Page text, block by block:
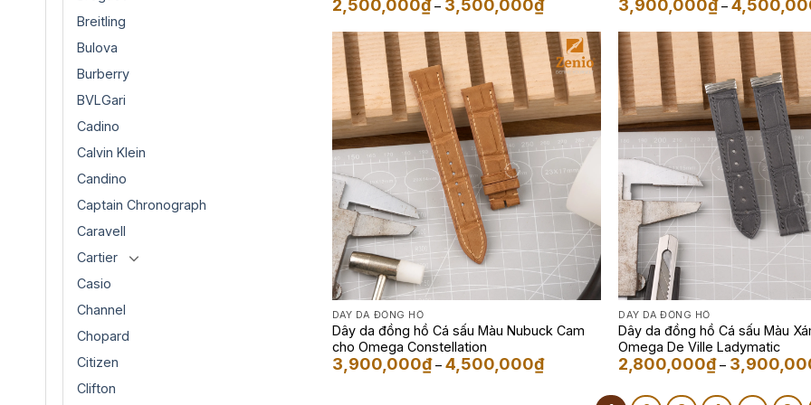
Breitling
Bulova
Burberry
BVLGari
Cadino
Calvin Klein
Candino
Captain Chronograph
Caravell
Cartier
Casio
Channel
Chopard
Citizen
Clifton
2,500,000₫ – 3,500,000₫
giá:
2,500,000₫
đến
3,500,000₫
3,900,000₫ –
DÂY DA ĐỒNG HỒ
Dây da đồng hồ Cá sấu Màu Nubuck Cam
cho Omega Constellation
3,900,000₫ – 4,500,000₫Khoảng
giá:
3,900,000₫
DÂY DA ĐỒNG HỒ
Dây da đồng hồ Cá sấu Màu
Omega De Ville Ladymatic
2,800,000₫ –